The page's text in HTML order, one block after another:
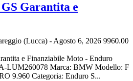
Garantita e
(Lucca) - Agosto 6, 2026 9960.00
e Finanziabile Moto - Enduro
LUM260078 Marca: BMW Modello: F
9.960 Categoria: Enduro S...